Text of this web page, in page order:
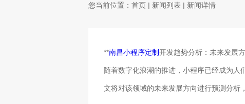
您当前位置： 首页 | 新闻列表 | 新闻详情
**南昌小程序定制开发趋势分析：未来发展
随着数字化浪潮的推进，小程序已经成为
文将对该领域的未来发展方向进行预测分析